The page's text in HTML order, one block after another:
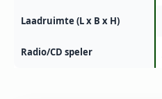
Laadruimte (L x B x H)
Radio/CD speler